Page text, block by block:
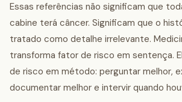
Essas referências não significam que
cabine terá câncer. Significam que o
tratado como detalhe irrelevante.
transforma fator de risco em sentença.
de risco em método: perguntar melhor,
documentar melhor e intervir quando